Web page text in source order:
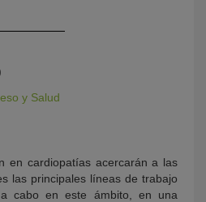
y Salud
en cardiopatías acercarán a las
las principales líneas de trabajo
cabo en este ámbito, en una